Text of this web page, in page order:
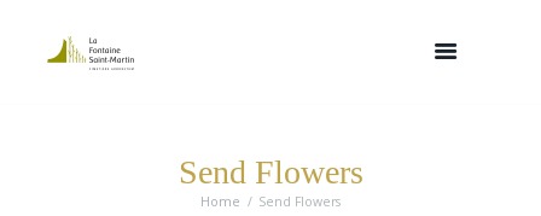
Send Flowers
Home Send Flowers